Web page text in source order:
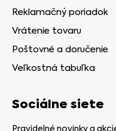
Reklamačný poriadok
Vrátenie tovaru
Poštovné a doručenie
Veľkostná tabuľka
Sociálne siete
Pravidelné novinky a